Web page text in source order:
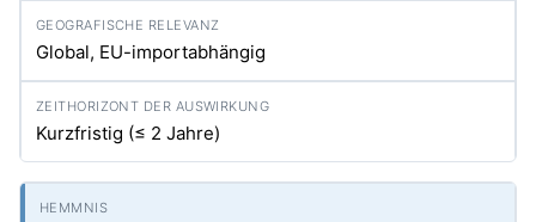
Global, EU-importabhängig
Kurzfristig (≤ 2 Jahre)